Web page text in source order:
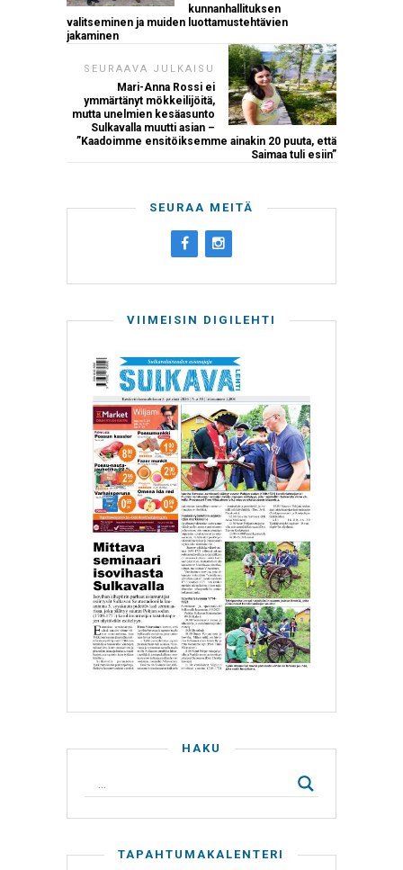
kunnanhallituksen
valitseminen ja muiden luottamustehtävien
jakaminen
SEURAAVA JULKAISU
Mari-Anna Rossi ei
ymmärtänyt mökkeilijöitä,
mutta unelmien kesäasunto
Sulkavalla muutti asian –
”Kaadoimme ensitöiksemme ainakin 20 puuta, että
Saimaa tuli esiin”
SEURAA MEITÄ
VIIMEISIN DIGILEHTI
HAKU
TAPAHTUMAKALENTERI